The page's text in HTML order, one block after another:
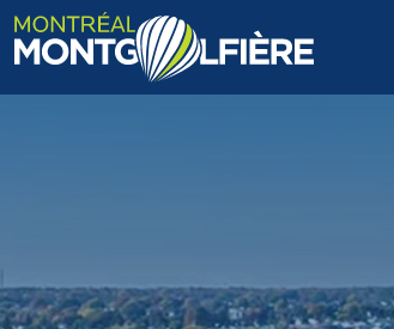
BLOGUE